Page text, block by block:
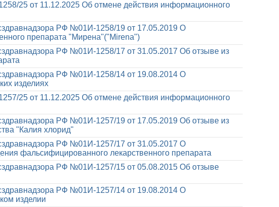
25 от 11.12.2025 Об отмене действия информационного
РФ №01И-1258/19 от 17.05.2019 О
препарата "Мирена"("Mirena")
РФ №01И-1258/17 от 31.05.2017 Об отзыве из
РФ №01И-1258/14 от 19.08.2014 О
изделиях
25 от 11.12.2025 Об отмене действия информационного
РФ №01И-1257/19 от 17.05.2019 Об отзыве из
"Калия хлорид"
РФ №01И-1257/17 от 31.05.2017 О
фальсифицированного лекарственного препарата
РФ №01И-1257/15 от 05.08.2015 Об отзыве
РФ №01И-1257/14 от 19.08.2014 О
изделии